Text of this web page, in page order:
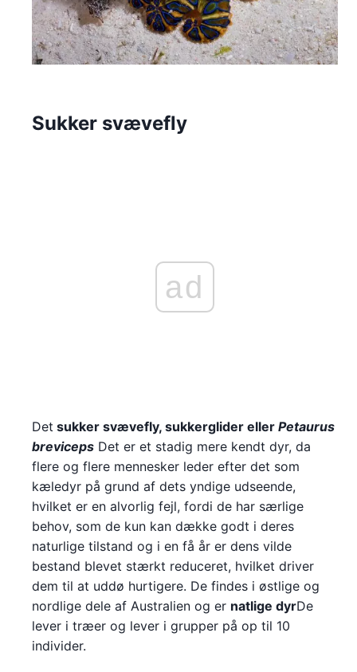
Sukker svævefly
ad
Det sukker svævefly, sukkerglider eller Petaurus
breviceps Det er et stadig mere kendt dyr, da
flere og flere mennesker leder efter det som
kæledyr på grund af dets yndige udseende,
hvilket er en alvorlig fejl, fordi de har særlige
behov, som de kun kan dække godt i deres
naturlige tilstand og i en få år er dens vilde
bestand blevet stærkt reduceret, hvilket driver
dem til at uddø hurtigere. De findes i østlige og
nordlige dele af Australien og er natlige dyrDe
lever i træer og lever i grupper på op til 10
individer.